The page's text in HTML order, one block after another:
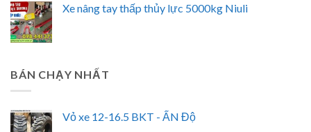
Xe nâng tay thấp thủy lực 5000kg Niuli
BÁN CHẠY NHẤT
Vỏ xe 12-16.5 BKT - ẤN Độ